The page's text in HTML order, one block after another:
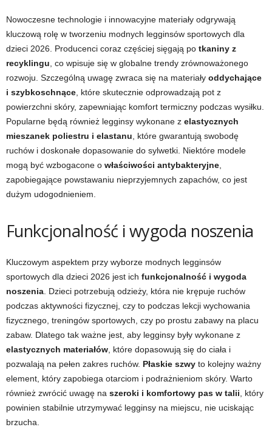
Nowoczesne technologie i innowacyjne materiały odgrywają
kluczową rolę w tworzeniu modnych legginsów sportowych dla
dzieci 2026. Producenci coraz częściej sięgają po tkaniny z
recyklingu , co wpisuje się w globalne trendy zrównoważonego
rozwoju. Szczególną uwagę zwraca się na materiały oddychające
i szybkoschnące , które skutecznie odprowadzają pot z
powierzchni skóry, zapewniając komfort termiczny podczas wysiłku.
Popularne będą również legginsy wykonane z elastycznych
mieszanek poliestru i elastanu , które gwarantują swobodę
ruchów i doskonałe dopasowanie do sylwetki. Niektóre modele
mogą być wzbogacone o właściwości antybakteryjne
zapobiegające powstawaniu nieprzyjemnych zapachów, co jest
dużym udogodnieniem.
Funkcjonalność i wygoda noszenia
Kluczowym aspektem przy wyborze modnych legginsów
sportowych dla dzieci 2026 jest ich funkcjonalność i wygoda
noszenia . Dzieci potrzebują odzieży, która nie krępuje ruchów
podczas aktywności fizycznej, czy to podczas lekcji wychowania
fizycznego, treningów sportowych, czy po prostu zabawy na placu
zabaw. Dlatego tak ważne jest, aby legginsy były wykonane z
elastycznych materiałów , które dopasowują się do ciała i
pozwalają na pełen zakres ruchów. Płaskie szwy to kolejny ważny
element, który zapobiega otarciom i podrażnieniom skóry. Warto
również zwrócić uwagę na szeroki i komfortowy pas w talii , który
powinien stabilnie utrzymywać legginsy na miejscu, nie uciskając
brzucha.